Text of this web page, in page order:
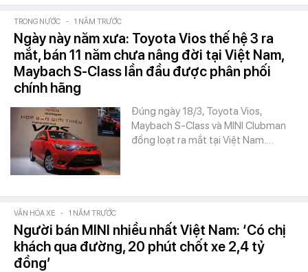
TRONG NƯỚC - 1 NĂM TRƯỚC
Ngày này năm xưa: Toyota Vios thế hệ 3 ra
mắt, bán 11 năm chưa nâng đời tại Việt Nam,
Maybach S-Class lần đầu được phân phối
chính hãng
Đúng ngày 18/3, Toyota Vios,
Maybach S-Class và MINI Clubman
đồng loạt ra mắt tại Việt Nam.…
VĂN HÓA XE - 1 NĂM TRƯỚC
Người bán MINI nhiều nhất Việt Nam: ‘Có chị
khách qua đường, 20 phút chốt xe 2,4 tỷ
đồng’